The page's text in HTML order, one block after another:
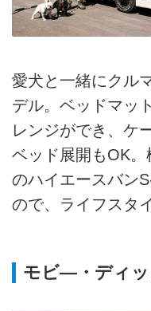
愛犬と一緒にクル
デル。ベッドマッ
レンジができ、ケ
ベッド展開もOK。
のハイエースバン
ので、ライフスタ
モビ―・ディッ